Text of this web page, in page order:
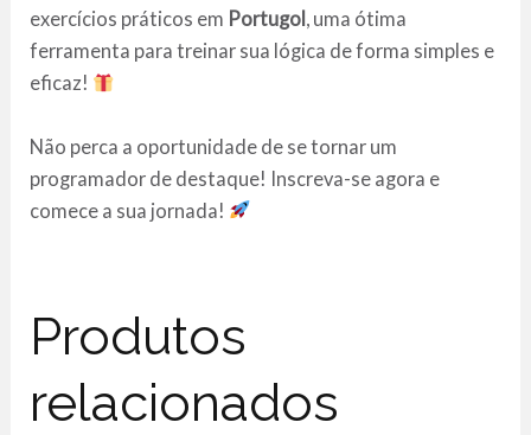
exercícios práticos em Portugol , uma ótima
ferramenta para treinar sua lógica de forma simples e
eficaz!
Não perca a oportunidade de se tornar um
programador de destaque! Inscreva-se agora e
comece a sua jornada!
Produtos
relacionados